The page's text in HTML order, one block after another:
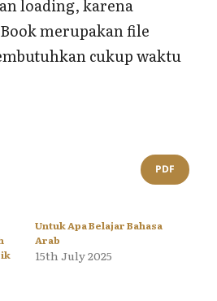
loading, karena
merupakan file
cukup waktu
PDF
Untuk Apa Belajar Bahasa
Arab
15th July 2025